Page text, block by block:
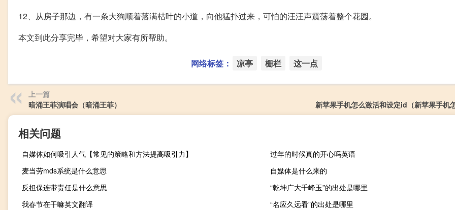
12、从房子那边，有一条大狗顺着落满枯叶的小道，向他猛扑过来，可怕的汪汪声震荡着整个花园。
本文到此分享完毕，希望对大家有所帮助。
网络标签： 凉亭 栅栏 这一点
上一篇
暗涌王菲演唱会（暗涌王菲）
新苹果手机怎么激活和设定id（新苹果手机
相关问题
自媒体如何吸引人气【常见的策略和方法提高吸引力】
过年的时候真的开心吗英语
麦当劳mds系统是什么意思
自媒体是什么来的
反担保连带责任是什么意思
“乾坤广大千峰玉”的出处是哪里
我春节在干嘛英文翻译
“名应久远看”的出处是哪里